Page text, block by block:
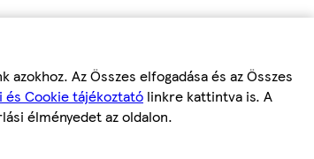
Az Összes elfogadása és az Összes
és Cookie tájékoztató linkre kattintva is. A
élményedet az oldalon.